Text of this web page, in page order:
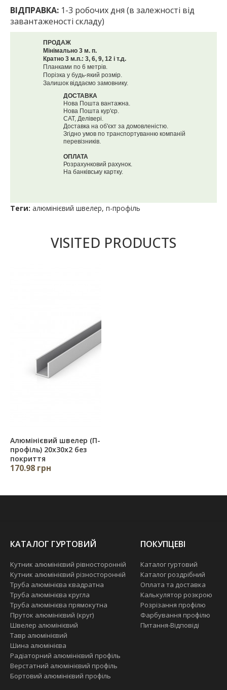
ВІДПРАВКА: 1-3 робочих дня (в залежності від
завантаженості складу)
ПРОДАЖ
Мінімально 3 м. п.
Кратно 3 м.п.: 3, 6, 9, 12 і т.д.
Планками по 6 метрів.
Порізка у будь-який розмір.
Залишок віддаємо замовнику.
ДОСТАВКА
Нова Пошта вантажна.
Нова Пошта кур'єр.
САТ, Делівері.
Доставка на об'єкт за домовленістю.
Згідно умов по транспортуванню компаній
перевізників.
ОПЛАТА
Розрахунковий рахунок.
На банківську картку.
Теги: алюмінієвий швелер, п-профіль
VISITED PRODUCTS
Алюмінієвий швелер (П-
профіль) 20х30х2 без
покриття
170.98 грн
КАТАЛОГ ГУРТОВИЙ
Кутник алюмінієвий рівносторонній
Кутник алюмінієвий різносторонній
Труба алюмінієва квадратна
Труба алюмінієва кругла
Труба алюмінієва прямокутна
Пруток алюмінієвий (круг)
Швелер алюмінієвий
Тавр алюмінієвий
Шина алюмінієва
Радіаторний алюмінієвий профіль
Верстатний алюмінієвий профіль
Бортовий алюмінієвий профіль
ПОКУПЦЕВІ
Каталог гуртовий
Каталог роздрібний
Оплата та доставка
Калькулятор розкрою
Розрізання профілю
Фарбування профілю
Питання-Відповіді